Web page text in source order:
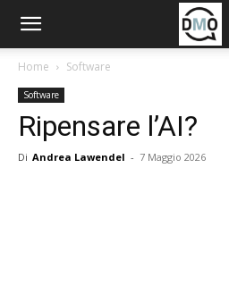
Home Software
Software
Ripensare l’AI?
Di Andrea Lawendel - 7 Maggio 2026